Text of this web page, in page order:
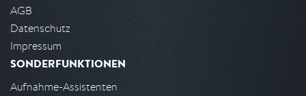
AGB
Datenschutz
Impressum
SONDERFUNKTIONEN
Aufnahme-Assistenten